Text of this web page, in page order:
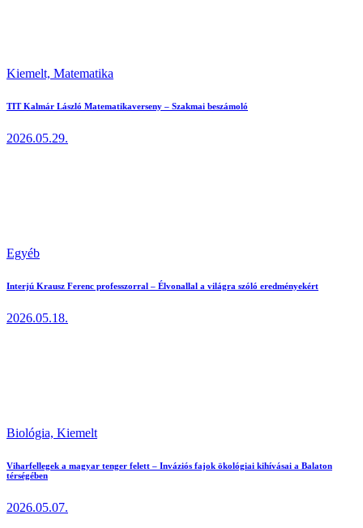
Kiemelt, Matematika
TIT Kalmár László Matematikaverseny – Szakmai beszámoló
2026.05.29.
Egyéb
Interjú Krausz Ferenc professzorral – Élvonallal a világra szóló eredményekért
2026.05.18.
Biológia, Kiemelt
Viharfellegek a magyar tenger felett – Inváziós fajok ökológiai kihívásai a Balaton
térségében
2026.05.07.